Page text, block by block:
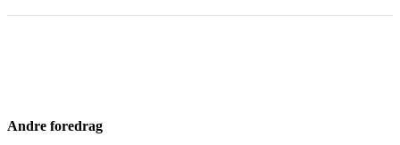
Andre foredrag